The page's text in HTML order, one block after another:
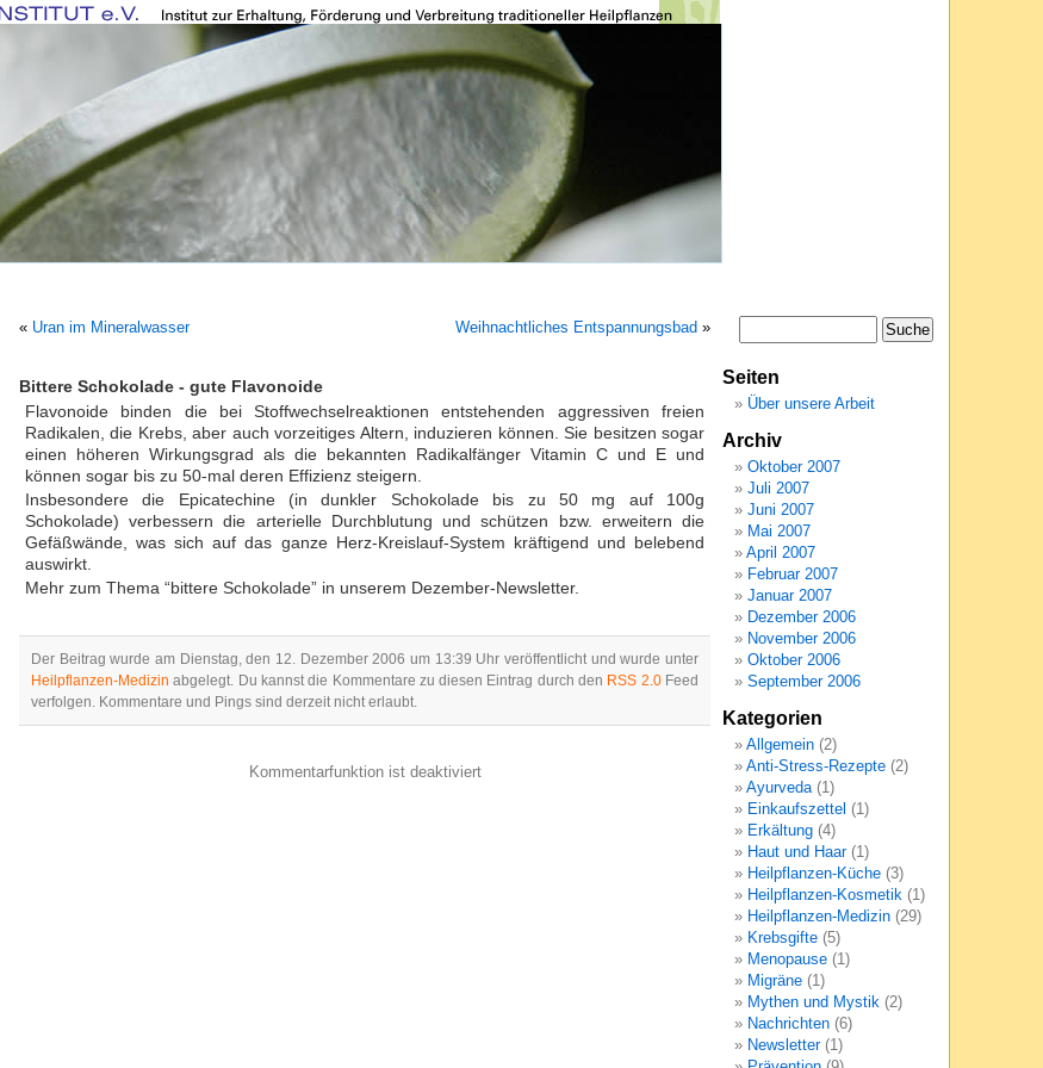
« Uran im Mineralwasser Weihnachtliches Entspannungsbad »
Bittere Schokolade - gute Flavonoide
Flavonoide binden die bei Stoffwechselreaktionen entstehenden aggressiven freien
Radikalen, die Krebs, aber auch vorzeitiges Altern, induzieren können. Sie besitzen sogar
einen höheren Wirkungsgrad als die bekannten Radikalfänger Vitamin C und E und
können sogar bis zu 50-mal deren Effizienz steigern.
Insbesondere die Epicatechine (in dunkler Schokolade bis zu 50 mg auf 100g
Schokolade) verbessern die arterielle Durchblutung und schützen bzw. erweitern die
Gefäßwände, was sich auf das ganze Herz-Kreislauf-System kräftigend und belebend
auswirkt.
Mehr zum Thema “bittere Schokolade” in unserem Dezember-Newsletter.
Der Beitrag wurde am Dienstag, den 12. Dezember 2006 um 13:39 Uhr veröffentlicht und wurde unter
Heilpflanzen-Medizin abgelegt. Du kannst die Kommentare zu diesen Eintrag durch den RSS 2.0Feed
verfolgen. Kommentare und Pings sind derzeit nicht erlaubt.
Kommentarfunktion ist deaktiviert
Seiten
Über unsere Arbeit
Archiv
Oktober 2007
Juli 2007
Juni 2007
Mai 2007
April 2007
Februar 2007
Januar 2007
Dezember 2006
November 2006
Oktober 2006
September 2006
Kategorien
Allgemein (2)
Anti-Stress-Rezepte (2)
Ayurveda(1)
Einkaufszettel (1)
Erkältung (4)
Haut und Haar(1)
Heilpflanzen-Küche (3)
Heilpflanzen-Kosmetik (1)
Heilpflanzen-Medizin (29)
Krebsgifte (5)
Menopause (1)
Migräne (1)
Mythen und Mystik (2)
Nachrichten (6)
Newsletter(1)